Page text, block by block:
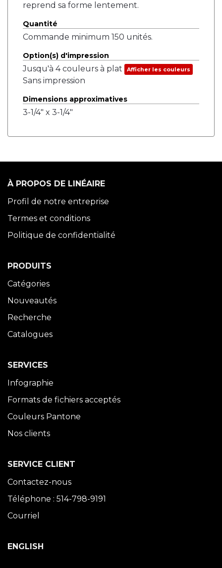
reprend sa forme lentement.
Quantité
Commande minimum 150 unités.
Option(s) d'impression
Jusqu'à 4 couleurs à plat Afficher les couleurs
Sans impression
Dimensions approximatives
3-1/4" x 3-1/4"
À PROPOS DE LINÉAIRE
Profil de notre entreprise
Termes et conditions
Politique de confidentialité
PRODUITS
Catégories
Nouveautés
Recherche
Catalogues
SERVICES
Infographie
Formats de fichiers acceptés
Couleurs Pantone
Nos clients
SERVICE CLIENT
Contactez-nous
Téléphone : 514-798-9191
Courriel
ENGLISH